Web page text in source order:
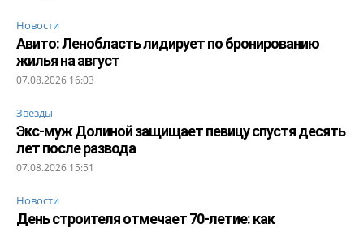
Новости
Авито: Ленобласть лидирует по бронированию
жилья на август
07.08.2026 16:03
Звезды
Экс-муж Долиной защищает певицу спустя десять
лет после развода
07.08.2026 15:51
Новости
День строителя отмечает 70-летие: как